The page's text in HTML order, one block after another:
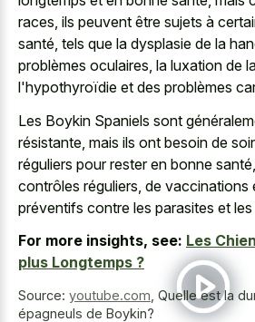
races, ils peuvent être sujets à
santé, tels que la dysplasie de la
problèmes oculaires, la luxation de
l'hypothyroïdie et des problèmes
Les Boykin Spaniels sont
résistante, mais ils ont besoin de
réguliers pour rester en bonne
contrôles réguliers, de vaccinations
préventifs contre les parasites et les
For more insights, see: Les
plus Longtemps ?
Source: youtube.com Quelle est la
épagneuls de Boykin?